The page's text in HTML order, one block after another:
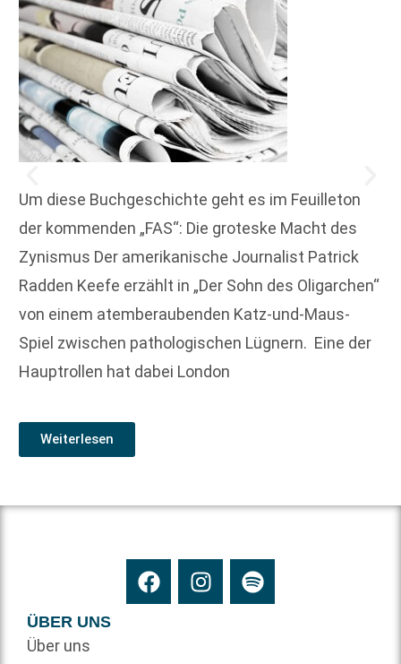
Um diese Buchgeschichte geht es im Feuilleton
der kommenden „FAS“: Die groteske Macht des
Zynismus Der amerikanische Journalist Patrick
Radden Keefe erzählt in „Der Sohn des Oligarchen“
von einem atemberaubenden Katz-und-Maus-
Spiel ­zwischen pathologischen Lügnern. Eine der
Hauptrollen hat dabei London
Weiterlesen
ÜBER UNS
Über uns